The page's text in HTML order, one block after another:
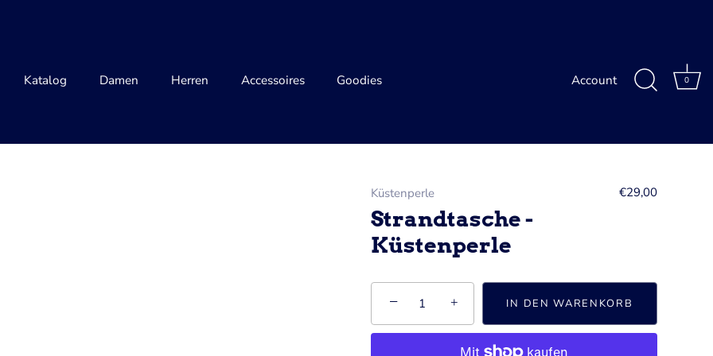
Katalog Damen Herren Accessoires Goodies Account 0
Küstenperle €29,00
Strandtasche -
Küstenperle
− + IN DEN WARENKORB